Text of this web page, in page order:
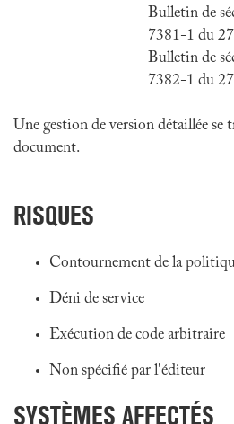
Bulletin de
7381-1 du
Bulletin de
7382-1 du
Une gestion de version détaillée se
document.
RISQUES
Contournement de la
Déni de service
Exécution de code arbitraire
Non spécifié par l'éditeur
SYSTÈMES AFFECTÉS